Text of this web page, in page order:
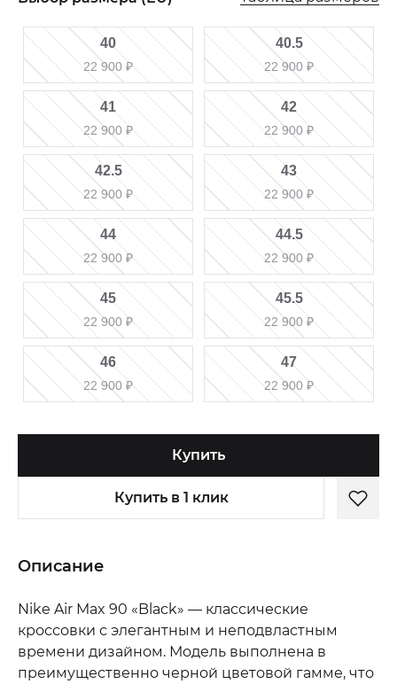
40
22 900 ₽
40.5
22 900 ₽
41
22 900 ₽
42
22 900 ₽
42.5
22 900 ₽
43
22 900 ₽
44
22 900 ₽
44.5
22 900 ₽
45
22 900 ₽
45.5
22 900 ₽
46
22 900 ₽
47
22 900 ₽
Купить
Купить в 1 клик
Описание
Nike Air Max 90 «Black» — классические
кроссовки с элегантным и неподвластным
времени дизайном. Модель выполнена в
преимущественно черной цветовой гамме, что